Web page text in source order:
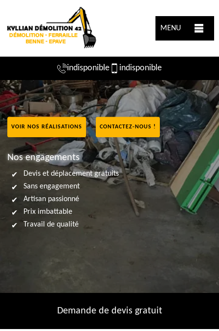
MENU
indisponible indisponible
VOIR NOS RÉALISATIONS CONTACTEZ-NOUS !
Nos engagements
Devis et déplacement gratuits
Sans engagement
Artisan passionné
Prix imbattable
Travail de qualité
Demande de devis gratuit